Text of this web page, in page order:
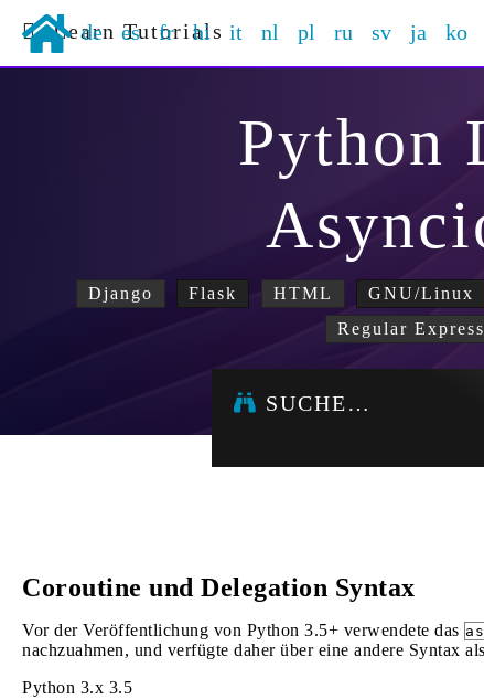
Learn Tutorials
de es fr hi it nl pl ru sv ja ko
Python
Django Flask HTML GNU/Linux
Regular
SUCHE…
Coroutine und Delegation Syntax
Vor der Veröffentlichung von Python 3.5+ verwendete das
nachzuahmen, und verfügte daher über eine andere Syntax
Python 3.x 3.5